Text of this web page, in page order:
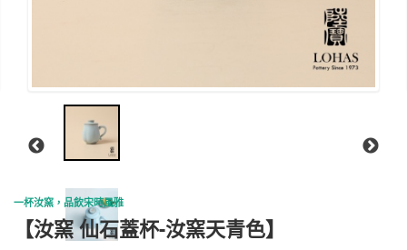
一杯汝窯，品飲宋時風雅
【汝窯 仙石蓋杯-汝窯天青色】